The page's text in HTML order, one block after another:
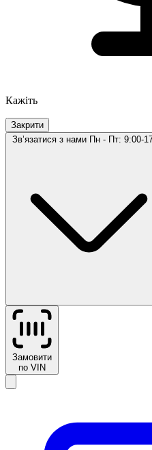
Кажіть
Закрити
Звʼязатися з нами Пн - Пт: 9:00-
Замовити
по VIN